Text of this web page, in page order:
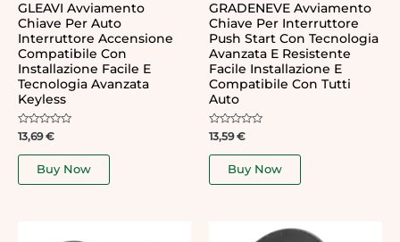
GLEAVI Avviamento
Chiave Per Auto
Interruttore Accensione
Compatibile Con
Installazione Facile E
Tecnologia Avanzata
Keyless
Rated
0
out
13,69€
Buy Now
GRADENEVE Avviamento
Chiave Per Interruttore
Push Start Con Tecnologia
Avanzata E Resistente
Facile Installazione E
Compatibile Con Tutti
Auto
Rated
0
out
13,59€
Buy Now